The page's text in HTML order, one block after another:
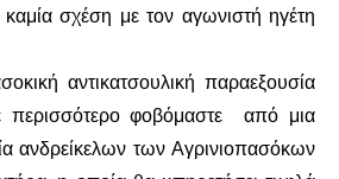
σχέση με τον αγωνιστή ηγέτη
αντικατσουλική παραεξουσία
περισσότερο φοβόμαστε
από μια
ανδρείκελων των Αγρινιοπασόκων